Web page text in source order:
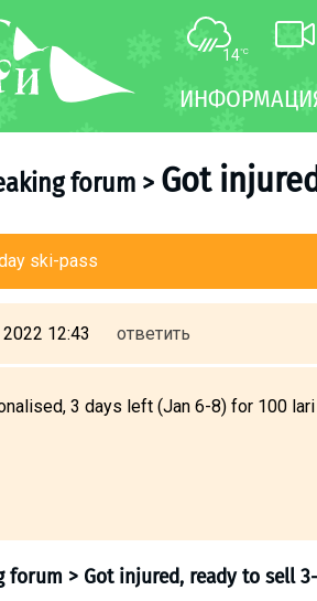
14°C
forum > Got
ski-pass
12:43 ответить
3 days left (Jan 6-8) for 100 lari